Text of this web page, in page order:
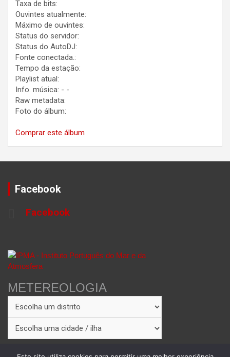
Taxa de bits:
Ouvintes atualmente:
Máximo de ouvintes:
Status do servidor:
Status do AutoDJ:
Fonte conectada.:
Tempo da estação:
Playlist atual:
Info. música: - -
Raw metadata:
Foto do álbum:
Comprar este álbum
Facebook
Facebook
METEREOLOGIA